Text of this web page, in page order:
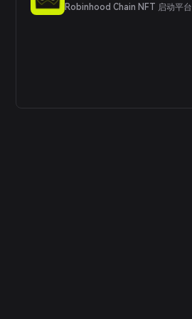
Robinhood Chain NFT 启动平台